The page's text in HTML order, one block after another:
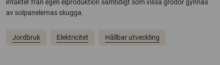
intäkter från egen elproduktion samtidigt som vissa grödor gynnas
av solpanelernas skugga.
Jordbruk Elektricitet Hållbar utveckling